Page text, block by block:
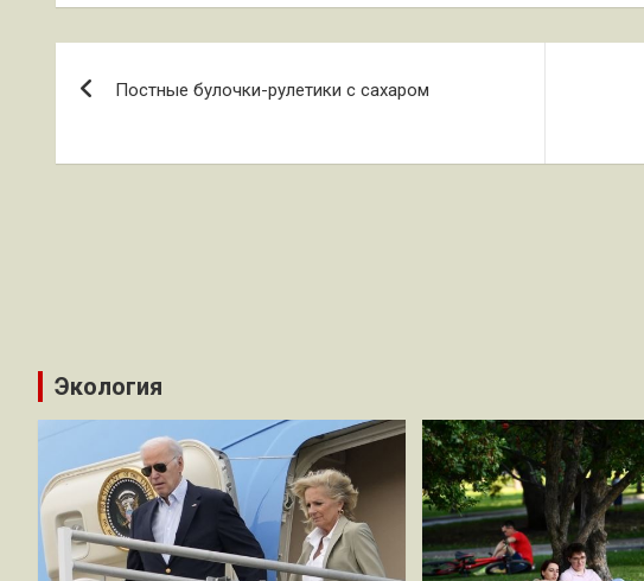
записям
Постные булочки-рулетики с сахаром
Экология